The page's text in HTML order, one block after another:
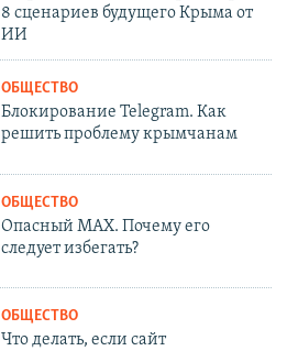
8 сценариев будущего Крыма от
ИИ
ОБЩЕСТВО
Блокирование Telegram. Как
решить проблему крымчанам
ОБЩЕСТВО
Опасный MAX. Почему его
следует избегать?
ОБЩЕСТВО
Что делать, если сайт